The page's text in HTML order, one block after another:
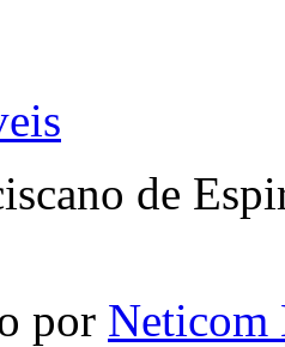
de
por Neticom